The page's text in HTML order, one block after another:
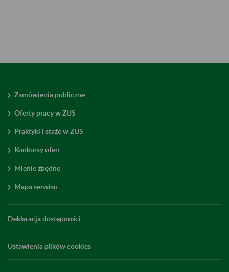
Zamówienia publiczne
Oferty pracy w ZUS
Praktyki i staże w ZUS
Konkursy ofert
Mienie zbędne
Mapa serwisu
Deklaracja dostępności
Ustawienia plików cookies